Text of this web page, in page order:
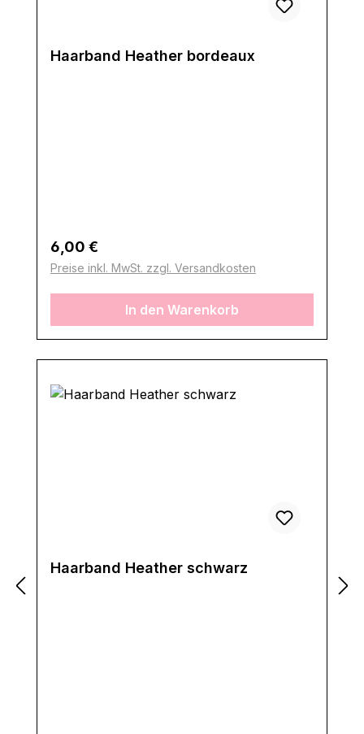
Haarband Heather bordeaux
Regulärer Preis:
6,00 €
Preise inkl. MwSt. zzgl. Versandkosten
In den Warenkorb
Haarband Heather schwarz